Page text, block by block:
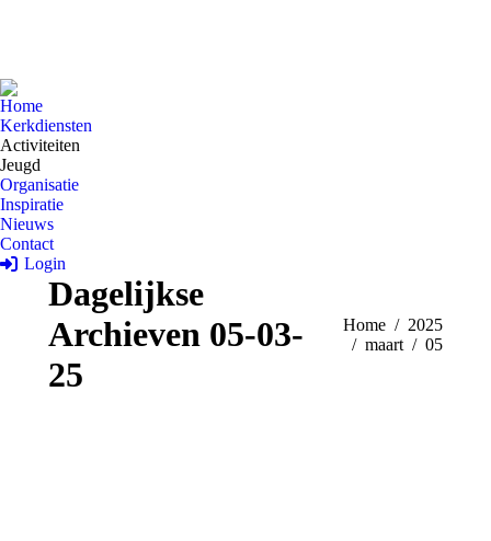
Home
Kerkdiensten
Activiteiten
Jeugd
Organisatie
Inspiratie
Nieuws
Contact
Login
Dagelijkse
Archieven 05-03-
25
Je bent hier:
Home
2025
maart
05